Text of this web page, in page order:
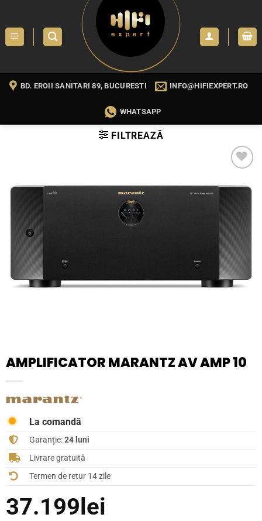
content
BD. EROII SANITARI 89, BUCURESTI INFO@HIFIEXPERT.RO
WHATSAPP
FILTREAZĂ
AMPLIFICATOR MARANTZ AV AMP 10
La comandă
Garanție:24 luni
Livrare gratuită
Termen de retur 14 zile
37.199lei